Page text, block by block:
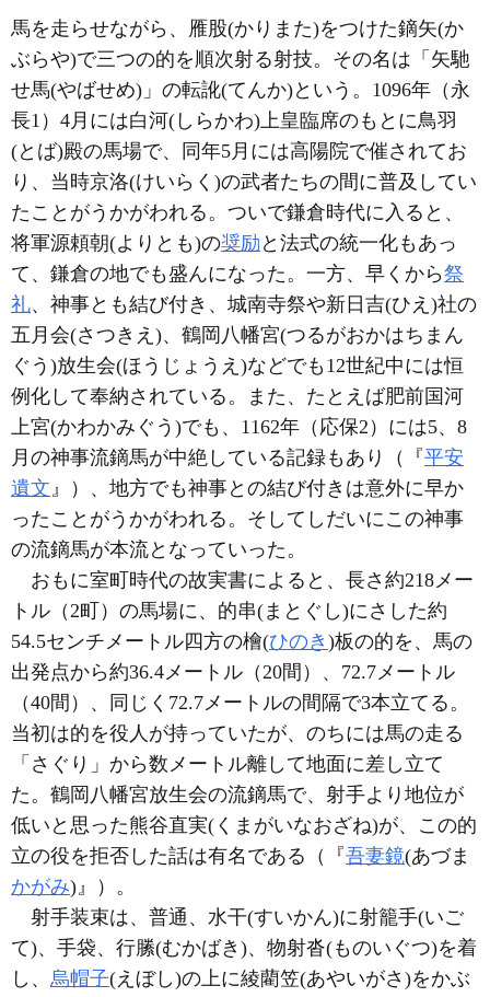
馬を走らせながら、雁股(かりまた)をつけた鏑矢(か
ぶらや)で三つの的を順次射る射技。その名は「矢馳
せ馬(やばせめ)」の転訛(てんか)という。1096年（永
長1）4月には白河(しらかわ)上皇臨席のもとに鳥羽
(とば)殿の馬場で、同年5月には高陽院で催されてお
り、当時京洛(けいらく)の武者たちの間に普及してい
たことがうかがわれる。ついで鎌倉時代に入ると、
将軍源頼朝(よりとも)の奨励 と法式の統一化もあっ
て、鎌倉の地でも盛んになった。一方、早くから祭
礼、神事とも結び付き、城南寺祭や新日吉(ひえ)社の
五月会(さつきえ)、鶴岡八幡宮(つるがおかはちまん
ぐう)放生会(ほうじょうえ)などでも12世紀中には恒
例化して奉納されている。また、たとえば肥前国河
上宮(かわかみぐう)でも、1162年（応保2）には5、8
月の神事流鏑馬が中絶している記録もあり（『平安
遺文』）、地方でも神事との結び付きは意外に早か
ったことがうかがわれる。そしてしだいにこの神事
の流鏑馬が本流となっていった。
おもに室町時代の故実書によると、長さ約218メー
トル（2町）の馬場に、的串(まとぐし)にさした約
54.5センチメートル四方の檜(ひのき )板の的を、馬の
出発点から約36.4メートル（20間）、72.7メートル
（40間）、同じく72.7メートルの間隔で3本立てる。
当初は的を役人が持っていたが、のちには馬の走る
「さぐり」から数メートル離して地面に差し立て
た。鶴岡八幡宮放生会の流鏑馬で、射手より地位が
低いと思った熊谷直実(くまがいなおざね)が、この的
立の役を拒否した話は有名である（『吾妻鏡(あづま
かがみ)』）。
射手装束は、普通、水干(すいかん)に射籠手(いご
て)、手袋、行縢(むかばき)、物射沓(ものいぐつ)を着
し、 烏帽子(えぼし)の上に綾藺笠(あやいがさ)をかぶ